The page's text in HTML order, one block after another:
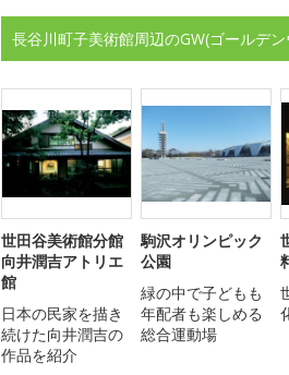
長谷川町子美術館周辺のGW(ゴールデ
世田谷美術館分館
向井潤吉アトリエ
館
日本の民家を描き
続けた向井潤吉の
作品を紹介
駒沢オリンピック
公園
緑の中で子どもも
年配者も楽しめる
総合運動場